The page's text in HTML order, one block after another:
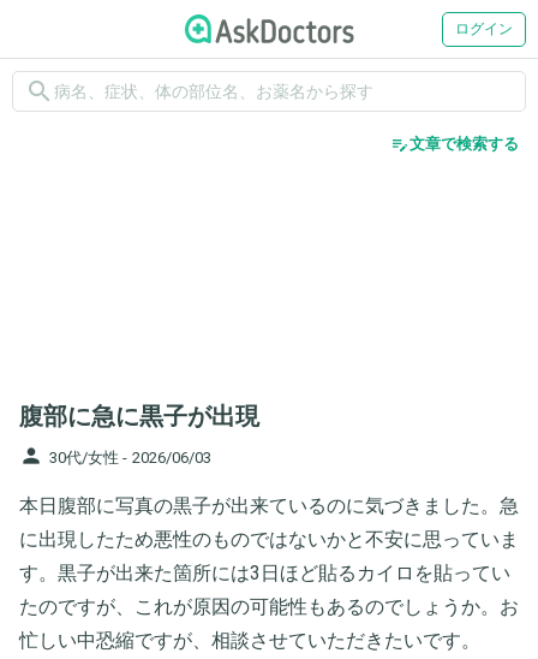
ログイン
search
edit_note文章で検索する
腹部に急に黒子が出現
person 30代/女性 - 2026/06/03
本日腹部に写真の黒子が出来ているのに気づきました。急
に出現したため悪性のものではないかと不安に思っていま
す。黒子が出来た箇所には3日ほど貼るカイロを貼ってい
たのですが、これが原因の可能性もあるのでしょうか。お
忙しい中恐縮ですが、相談させていただきたいです。